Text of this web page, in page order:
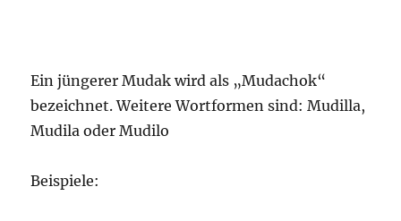
Ein jüngerer Mudak wird als „Mudachok“
bezeichnet. Weitere Wortformen sind: Mudilla,
Mudila oder Mudilo
Beispiele: